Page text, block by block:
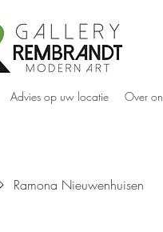
Advies op uw locatie Over
Ramona Nieuwenhuisen